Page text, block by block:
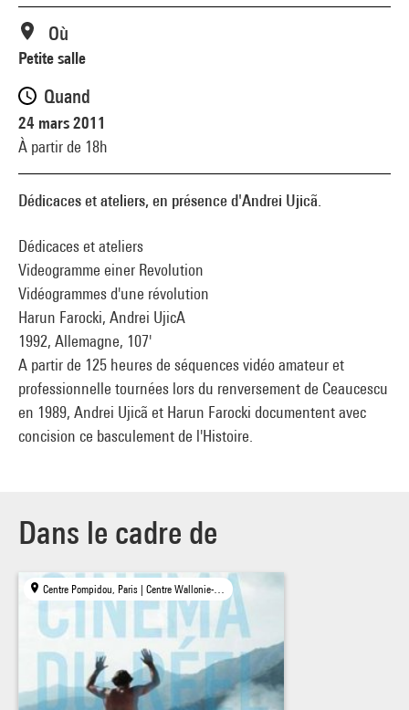
Dédicaces et ateliers, en présence d'Andrei Ujicã.
Dédicaces et ateliers
Videogramme einer Revolution
Vidéogrammes d'une révolution
Harun Farocki, Andrei UjicA
1992, Allemagne, 107'
A partir de 125 heures de séquences vidéo amateur et
professionnelle tournées lors du renversement de Ceaucescu
en 1989, Andrei Ujicã et Harun Farocki documentent avec
concision ce basculement de l'Histoire.
Où
Petite salle
Quand
24 mars 2011
À partir de 18h
Dans le cadre de